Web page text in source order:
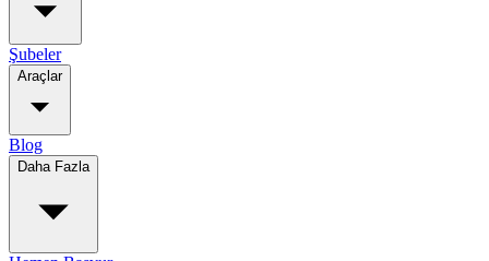
Şubeler
Araçlar
Blog
Daha Fazla